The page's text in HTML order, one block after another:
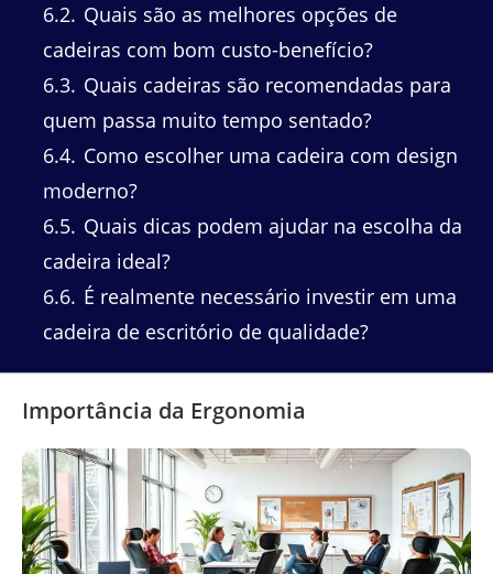
6.2 Quais são as melhores opções de
cadeiras com bom custo-benefício?
6.3 Quais cadeiras são recomendadas para
quem passa muito tempo sentado?
6.4 Como escolher uma cadeira com design
moderno?
6.5 Quais dicas podem ajudar na escolha da
cadeira ideal?
6.6 É realmente necessário investir em uma
cadeira de escritório de qualidade?
Importância da Ergonomia